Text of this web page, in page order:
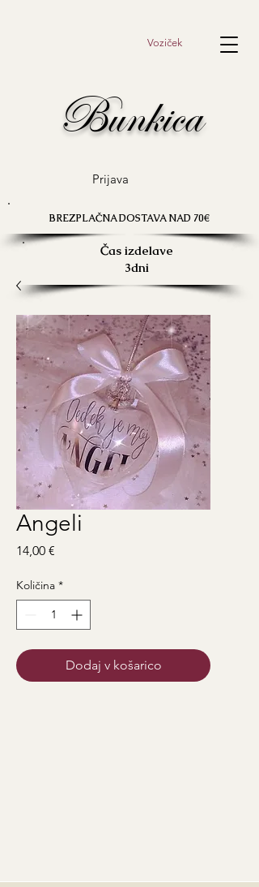
Voziček
Bunkica
BREZPLAČNA DOSTAVA NAD 70€
Prijava
Čas izdelave
3dni
Angeli
14,00 €
Količina *
Dodaj v košarico